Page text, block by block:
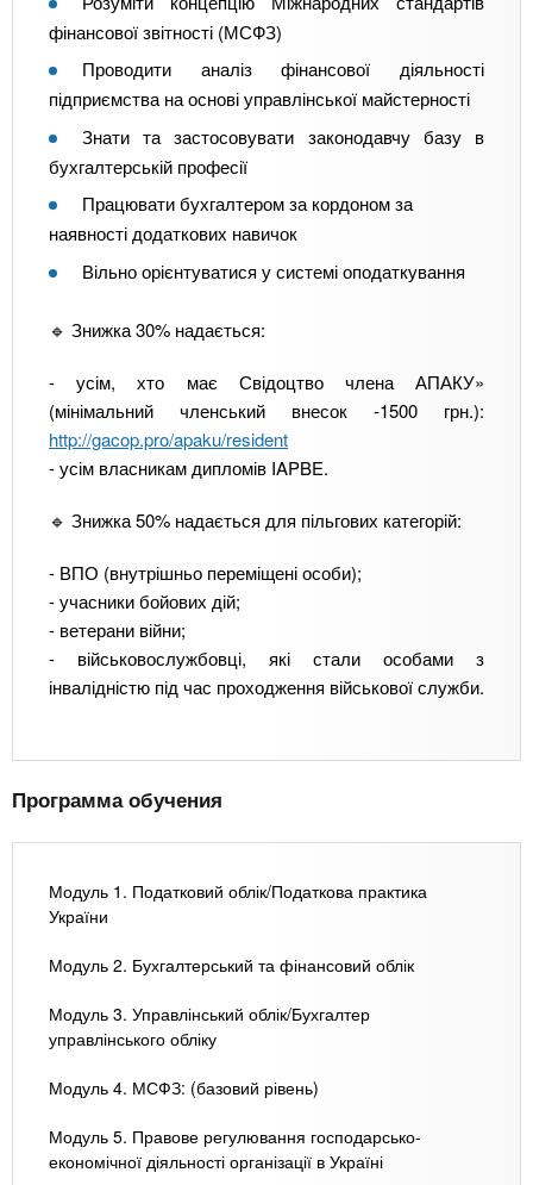
фінансової звітності (МСФЗ)
Проводити аналіз фінансової діяльності
підприємства на основі управлінської майстерності
Знати та застосовувати законодавчу базу в
бухгалтерській професії
Працювати бухгалтером за кордоном за
наявності додаткових навичок
Вільно орієнтуватися у системі оподаткування
🔹 Знижка 30% надається:
- усім, хто має Свідоцтво члена АПАКУ»
(мінімальний членський внесок -1500 грн.):
http://gacop.pro/apaku/resident
- усім власникам дипломів IAPBE.
🔹 Знижка 50% надається для пільгових категорій:
- ВПО (внутрішньо переміщені особи);
- учасники бойових дій;
- ветерани війни;
- військовослужбовці, які стали особами з
інвалідністю під час проходження військової служби.
Программа обучения
Модуль 1. Податковий облік/Податкова практика
України
Модуль 2. Бухгалтерський та фінансовий облік
Модуль 3. Управлінський облік/Бухгалтер
управлінського обліку
Модуль 4. МСФЗ: (базовий рівень)
Модуль 5. Правове регулювання господарсько-
економічної діяльності організації в Україні